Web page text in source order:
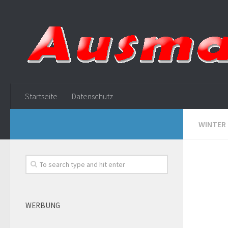
Startseite Datenschutz
WINTER
WERBUNG